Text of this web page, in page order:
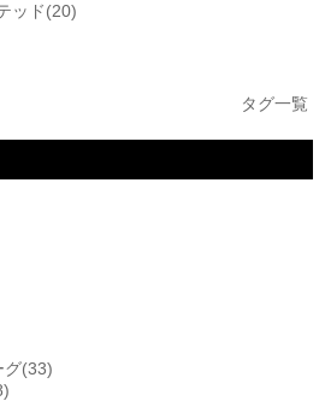
ッド(20)
タグ一覧
グ(33)